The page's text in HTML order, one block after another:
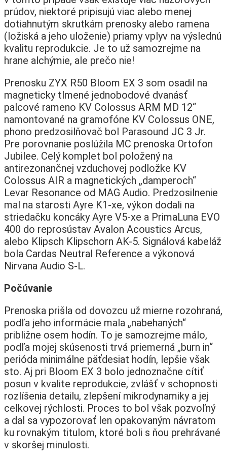
prúdov, niektoré pripisujú viac alebo menej
dotiahnutým skrutkám prenosky alebo ramena
(ložiská a jeho uloženie) priamy vplyv na výslednú
kvalitu reprodukcie. Je to už samozrejme na
hrane alchýmie, ale prečo nie!
Prenosku ZYX R50 Bloom EX 3 som osadil na
magneticky tlmené jednobodové dvanásť
palcové rameno KV Colossus ARM MD 12“
namontované na gramofóne KV Colossus ONE,
phono predzosilňovač bol Parasound JC 3 Jr.
Pre porovnanie poslúžila MC prenoska Ortofon
Jubilee. Celý komplet bol položený na
antirezonančnej vzduchovej podložke KV
Colossus AIR a magnetických „damperoch“
Levar Resonance od MAG Audio. Predzosilnenie
mal na starosti Ayre K1-xe, výkon dodali na
striedačku koncáky Ayre V5-xe a PrimaLuna EVO
400 do reprosústav Avalon Acoustics Arcus,
alebo Klipsch Klipschorn AK-5. Signálová kabeláž
bola Cardas Neutral Reference a výkonová
Nirvana Audio S-L.
Počúvanie
Prenoska prišla od dovozcu už mierne rozohraná,
podľa jeho informácie mala „nabehaných“
približne osem hodín. To je samozrejme málo,
podľa mojej skúsenosti trvá priemerná „burn in“
perióda minimálne päťdesiat hodín, lepšie však
sto. Aj pri Bloom EX 3 bolo jednoznačne cítiť
posun v kvalite reprodukcie, zvlášť v schopnosti
rozlíšenia detailu, zlepšení mikrodynamiky a jej
celkovej rýchlosti. Proces to bol však pozvoľný
a dal sa vypozorovať len opakovaným návratom
ku rovnakým titulom, ktoré boli s ňou prehrávané
v skoršej minulosti.